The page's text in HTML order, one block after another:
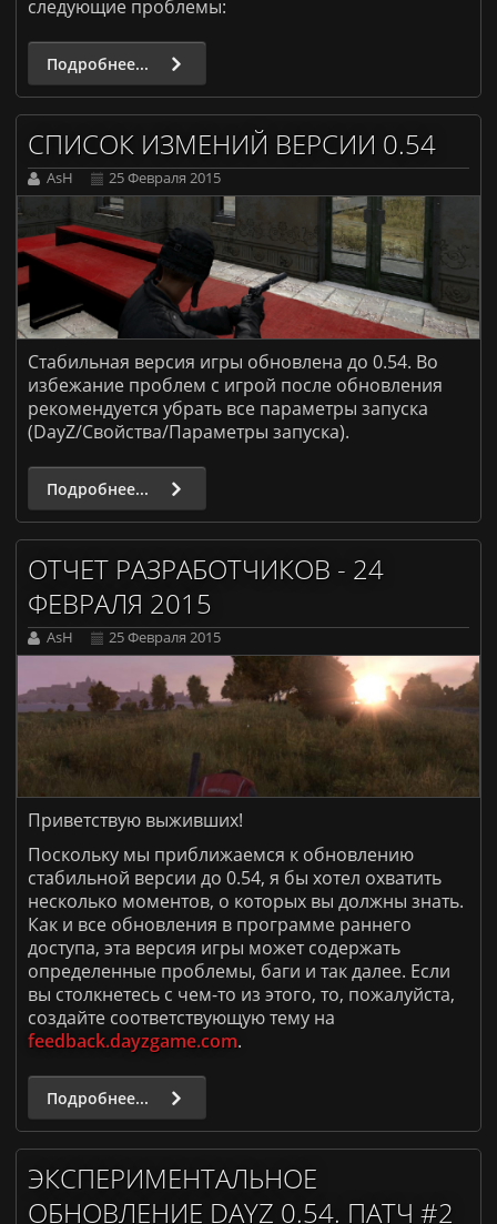
следующие проблемы:
Подробнее...
СПИСОК ИЗМЕНИЙ ВЕРСИИ 0.54
AsH 25 Февраля 2015
Стабильная версия игры обновлена до 0.54. Во
избежание проблем с игрой после обновления
рекомендуется убрать все параметры запуска
(DayZ/Свойства/Параметры запуска).
Подробнее...
ОТЧЕТ РАЗРАБОТЧИКОВ - 24
ФЕВРАЛЯ 2015
AsH 25 Февраля 2015
Приветствую выживших!
Поскольку мы приближаемся к обновлению
стабильной версии до 0.54, я бы хотел охватить
несколько моментов, о которых вы должны знать.
Как и все обновления в программе раннего
доступа, эта версия игры может содержать
определенные проблемы, баги и так далее. Если
вы столкнетесь с чем-то из этого, то, пожалуйста,
создайте соответствующую тему на
feedback.dayzgame.com.
Подробнее...
ЭКСПЕРИМЕНТАЛЬНОЕ
ОБНОВЛЕНИЕ DAYZ 0.54. ПАТЧ #2